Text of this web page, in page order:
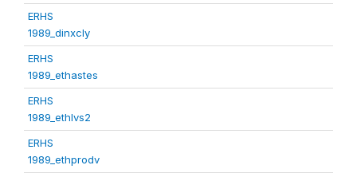
ERHS
1989_dinxcly
ERHS
1989_ethastes
ERHS
1989_ethlvs2
ERHS
1989_ethprodv